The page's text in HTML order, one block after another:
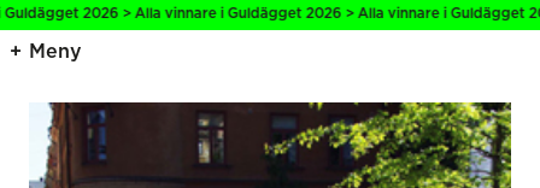
2026 > Alla vinnare i Guldägget 2026 > Alla vinnare i Guldägget
Meny